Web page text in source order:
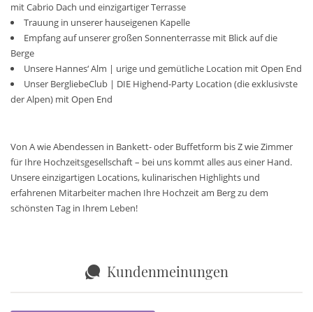
mit Cabrio Dach und einzigartiger Terrasse
Trauung in unserer hauseigenen Kapelle
Empfang auf unserer großen Sonnenterrasse mit Blick auf die
Berge
Unsere Hannes‘ Alm | urige und gemütliche Location mit Open End
Unser BergliebeClub | DIE Highend-Party Location (die exklusivste
der Alpen) mit Open End
Von A wie Abendessen in Bankett- oder Buffetform bis Z wie Zimmer
für Ihre Hochzeitsgesellschaft – bei uns kommt alles aus einer Hand.
Unsere einzigartigen Locations, kulinarischen Highlights und
erfahrenen Mitarbeiter machen Ihre Hochzeit am Berg zu dem
schönsten Tag in Ihrem Leben!
Kundenmeinungen